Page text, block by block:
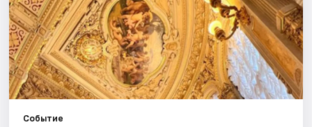
Экскурсии
Спорт
События
Событие